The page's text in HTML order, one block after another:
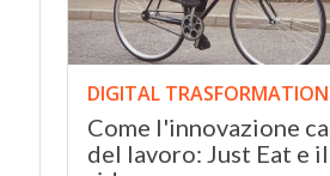
DIGITAL TRASFORMATION
Come l'innovazione
del lavoro: Just Eat e